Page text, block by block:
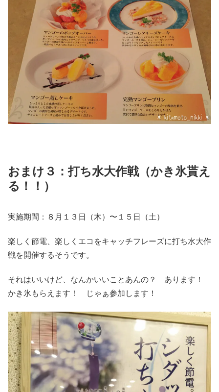
おまけ３：打ち水大作戦（かき氷貰え
る！！）
実施期間：８月１３日（木）〜１５日（土）
楽しく節電、楽しくエコをキャッチフレーズに打ち水大作
戦を開催するそうです。
それはいいけど、なんかいいことあんの？ あります！
かき氷もらえます！ じゃぁ参加します！